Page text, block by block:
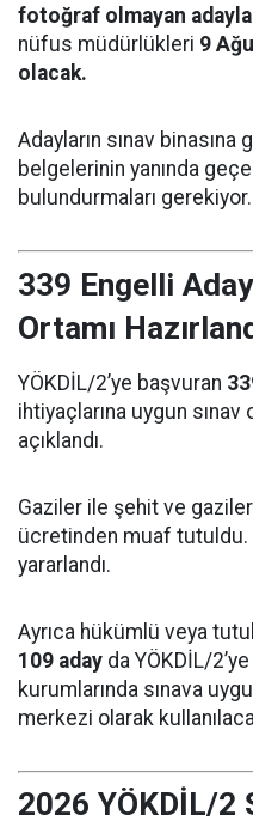
fotoğraf olmayan
nüfus müdürlükleri 9
olacak.
Adayların sınav binasına
belgelerinin yanında
bulundurmaları gerekiyor.
339 Engelli
Ortamı
YÖKDİL/2’ye başvuran
ihtiyaçlarına uygun
açıklandı.
Gaziler ile şehit ve
ücretinden muaf tutuldu.
yararlandı.
Ayrıca hükümlü veya
109 aday da YÖKDİL/
kurumlarında sınava
merkezi olarak
2026 YÖKDİL/2